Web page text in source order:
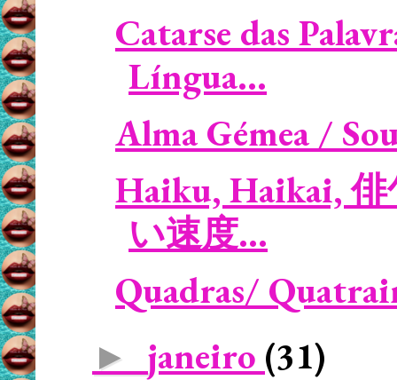
Catarse das
Língua...
Alma Gémea /
Haiku, Haikai, 俳
い速度...
Quadras/
► janeiro (31)